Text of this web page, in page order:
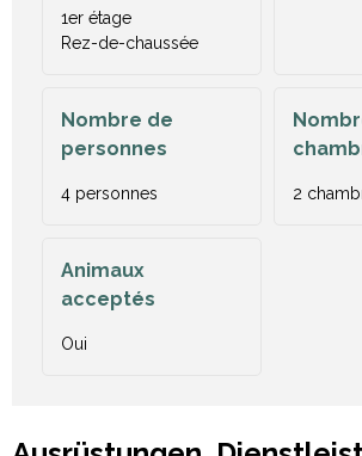
1er étage
Rez-de-chaussée
Nombre de
personnes
4 personnes 2
Animaux
acceptés
Oui